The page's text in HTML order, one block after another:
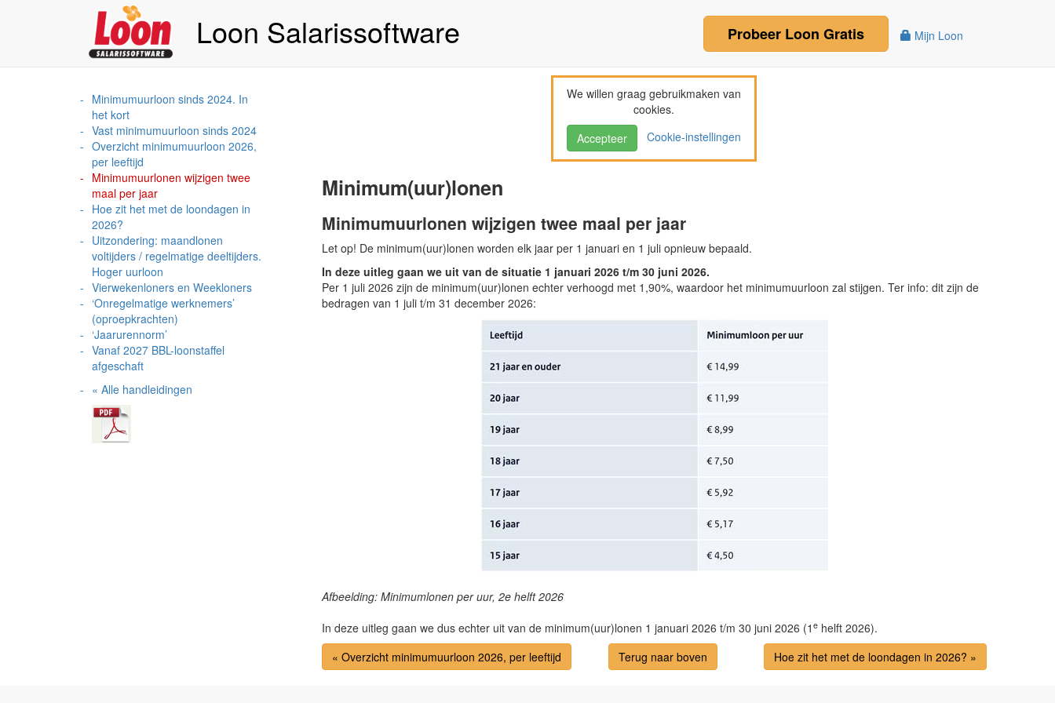
Loon Salarissoftware Mijn Loon
Probeer Loon Gratis
Minimumuurloon sinds 2024. In
het kort
Vast minimumuurloon sinds 2024
Overzicht minimumuurloon 2026,
per leeftijd
Minimumuurlonen wijzigen twee
maal per jaar
Hoe zit het met de loondagen in
2026?
Uitzondering: maandlonen
voltijders / regelmatige deeltijders.
Hoger uurloon
Vierwekenloners en Weekloners
‘Onregelmatige werknemers’
(oproepkrachten)
‘Jaarurennorm’
Vanaf 2027 BBL-loonstaffel
afgeschaft
« Alle handleidingen
We willen graag gebruikmaken van
cookies.
Accepteer
Cookie-instellingen
Minimum(uur)lonen
Minimumuurlonen wijzigen twee maal per jaar
Let op! De minimum(uur)lonen worden elk jaar per 1 januari en 1 juli opnieuw bepaald.
In deze uitleg gaan we uit van de situatie 1 januari 2026 t/m 30 juni 2026.
Per 1 juli 2026 zijn de minimum(uur)lonen echter verhoogd met 1,90%, waardoor het minimumuurloon zal stijgen. Ter info: dit zijn de
bedragen van 1 juli t/m 31 december 2026:
Afbeelding: Minimumlonen per uur, 2e helft 2026
In deze uitleg gaan we dus echter uit van de minimum(uur)lonen 1 januari 2026 t/m 30 juni 2026 (1 ehelft 2026).
« Overzicht minimumuurloon 2026, per leeftijd
Terug naar boven Hoe zit het met de loondagen in 2026? »